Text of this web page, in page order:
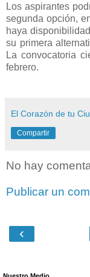
Los aspirantes
segunda opción,
haya
su primera
La convocatoria
febrero.​
El Corazón de tu
Compartir
No hay
Publicar un
‹